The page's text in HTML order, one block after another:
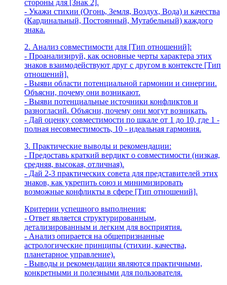
стороны для [Знак 2].
- Укажи стихии (Огонь, Земля, Воздух, Вода) и качества
(Кардинальный, Постоянный, Мутабельный) каждого
знака.
2. Анализ совместимости для [Тип отношений]:
- Проанализируй, как основные черты характера этих
знаков взаимодействуют друг с другом в контексте [Тип
отношений].
- Выяви области потенциальной гармонии и синергии.
Объясни, почему они возникают.
- Выяви потенциальные источники конфликтов и
разногласий. Объясни, почему они могут возникать.
- Дай оценку совместимости по шкале от 1 до 10, где 1 -
полная несовместимость, 10 - идеальная гармония.
3. Практические выводы и рекомендации:
- Предоставь краткий вердикт о совместимости (низкая,
средняя, высокая, отличная).
- Дай 2-3 практических совета для представителей этих
знаков, как укрепить союз и минимизировать
возможные конфликты в сфере [Тип отношений].
Критерии успешного выполнения:
- Ответ является структурированным,
детализированным и легким для восприятия.
- Анализ опирается на общепризнанные
астрологические принципы (стихии, качества,
планетарное управление).
- Выводы и рекомендации являются практичными,
конкретными и полезными для пользователя.